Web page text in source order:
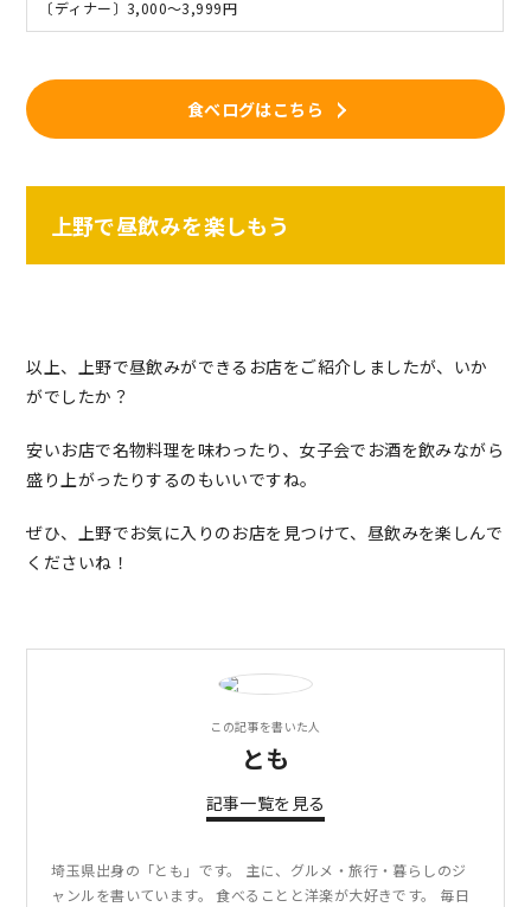
〔ディナー〕3,000～3,999円
食べログはこちら
上野で昼飲みを楽しもう
以上、上野で昼飲みができるお店をご紹介しましたが、いか
がでしたか？
安いお店で名物料理を味わったり、女子会でお酒を飲みながら
盛り上がったりするのもいいですね。
ぜひ、上野でお気に入りのお店を見つけて、昼飲みを楽しんで
くださいね！
この記事を書いた人
とも
記事一覧を見る
埼玉県出身の「とも」です。 主に、グルメ・旅行・暮らしのジ
ャンルを書いています。 食べることと洋楽が大好きです。 毎日